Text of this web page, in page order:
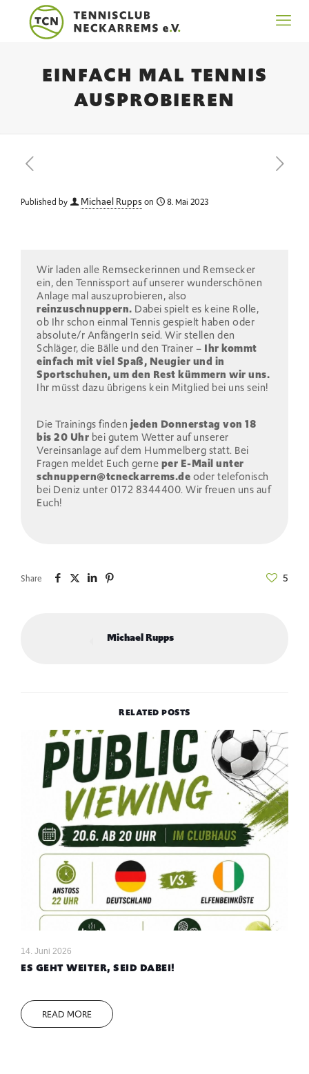
EINFACH MAL TENNIS
AUSPROBIEREN
Published by Michael Ruppson 8. Mai 2023
Wir laden alle Remseckerinnen und Remsecker
ein, den Tennissport auf unserer wunderschönen
Anlage mal auszuprobieren, also
reinzuschnuppern. Dabei spielt es keine Rolle,
ob Ihr schon einmal Tennis gespielt haben oder
absolute/r AnfängerIn seid. Wir stellen den
Schläger, die Bälle und den Trainer – Ihr kommt
einfach mit viel Spaß, Neugier und in
Sportschuhen, um den Rest kümmern wir uns.
Ihr müsst dazu übrigens kein Mitglied bei uns sein!
Die Trainings finden jeden Donnerstag von 18
bis 20 Uhr bei gutem Wetter auf unserer
Vereinsanlage auf dem Hummelberg statt. Bei
Fragen meldet Euch gerneper E-Mail unter
schnuppern@tcneckarrems.deoder telefonisch
bei Deniz unter 0172 8344400. Wir freuen uns auf
Euch!
Share 5
Michael Rupps
RELATED POSTS
14. Juni 2026
ES GEHT WEITER, SEID DABEI!
READ MORE